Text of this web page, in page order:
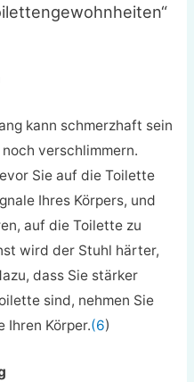
kann schmerzhaft sein
verschlimmern.
Sie auf die Toilette
Ihres Körpers, und
auf die Toilette zu
wird der Stuhl härter,
dass Sie stärker
sind, nehmen Sie
Ihren Körper.(6)